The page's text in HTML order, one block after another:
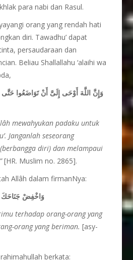
para nabi dan Rasul.
orang yang rendah hati
diri. Tawadhu’ dapat
persaudaraan dan
Beliau Shallallahu ‘alaihi wa
وَإِنَّ اللَّهَ أَوْحَى إِلَىَّ أَنْ تَوَاضَعُوا حَتَّى
mewahyukan padaku untuk
Janganlah seseorang
diri) dan melampaui
[HR. Muslim no. 2865].
Allâh dalam firmanNya:
وَاخْفِضْ جَنَاحَكَ
terhadap orang-orang yang
orang yang beriman. [asy-
berkata: